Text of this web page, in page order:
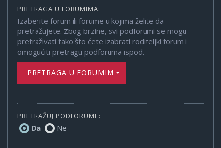
PRETRAGA U FORUMIMA:
Izaberite forum ili forume u kojima želite da
pretražujete. Zbog brzine, svi podforumi se mogu
pretraživati tako što ćete izabrati roditeljki forum i
omogućiti pretragu podforuma ispod.
PRETRAGA U FORUMIMA
PRETRAŽUJ PODFORUME:
Da Ne